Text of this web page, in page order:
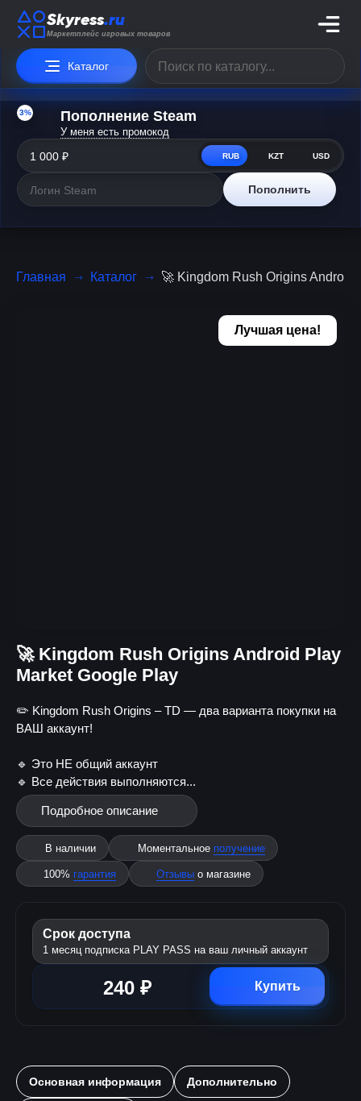
Skyress.ru
Маркетплейс игровых товаров
Каталог
3% Пополнение Steam
У меня есть промокод
RUB KZT USD
Пополнить
Главная Каталог 🚀 Kingdom Rush Origins Android
Лучшая цена!
🚀 Kingdom Rush Origins Android Play
Market Google Play
✏️ Kingdom Rush Origins – TD — два варианта покупки на
ВАШ аккаунт!
🔹 Это НЕ общий аккаунт
🔹 Все действия выполняются...
Подробное описание
В наличии Моментальное получение
100% гарантия Отзывы о магазине
Срок доступа
1 месяц подписка PLAY PASS на ваш личный аккаунт
240 ₽ Купить
Основная информация Дополнительно